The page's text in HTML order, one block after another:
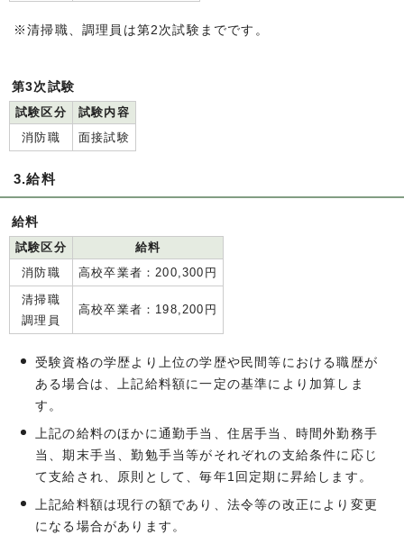
※清掃職、調理員は第2次試験までです。
第3次試験
試験区分
試験内容
消防職
面接試験
3.給料
給料
試験区分
給料
消防職
高校卒業者：200,300円
清掃職
調理員
高校卒業者：198,200円
受験資格の学歴より上位の学歴や民間等における職歴が
ある場合は、上記給料額に一定の基準により加算しま
す。
上記の給料のほかに通勤手当、住居手当、時間外勤務手
当、期末手当、勤勉手当等がそれぞれの支給条件に応じ
て支給され、原則として、毎年1回定期に昇給します。
上記給料額は現行の額であり、法令等の改正により変更
になる場合があります。